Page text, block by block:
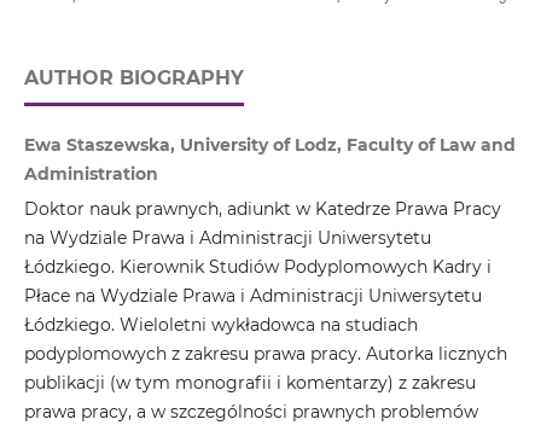
AUTHOR BIOGRAPHY
Ewa Staszewska, University of Lodz, Faculty of Law and
Administration
Doktor nauk prawnych, adiunkt w Katedrze Prawa Pracy
na Wydziale Prawa i Administracji Uniwersytetu
Łódzkiego. Kierownik Studiów Podyplomowych Kadry i
Płace na Wydziale Prawa i Administracji Uniwersytetu
Łódzkiego. Wieloletni wykładowca na studiach
podyplomowych z zakresu prawa pracy. Autorka licznych
publikacji (w tym monografii i komentarzy) z zakresu
prawa pracy, a w szczególności prawnych problemów